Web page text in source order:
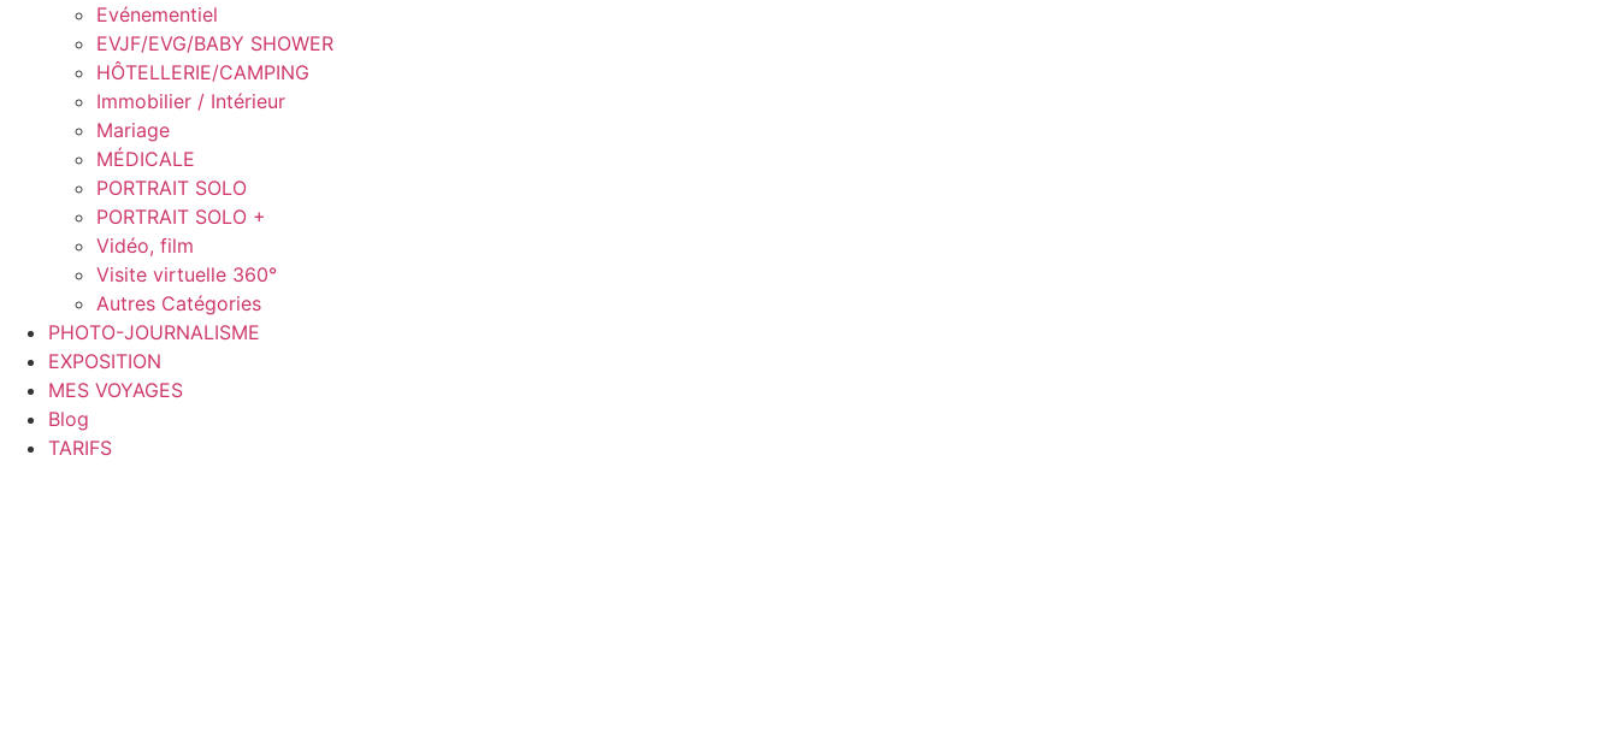
Evénementiel
EVJF/EVG/BABY SHOWER
HÔTELLERIE/CAMPING
Immobilier / Intérieur
Mariage
MÉDICALE
PORTRAIT SOLO
PORTRAIT SOLO +
Vidéo, film
Visite virtuelle 360°
Autres Catégories
PHOTO-JOURNALISME
EXPOSITION
MES VOYAGES
Blog
TARIFS